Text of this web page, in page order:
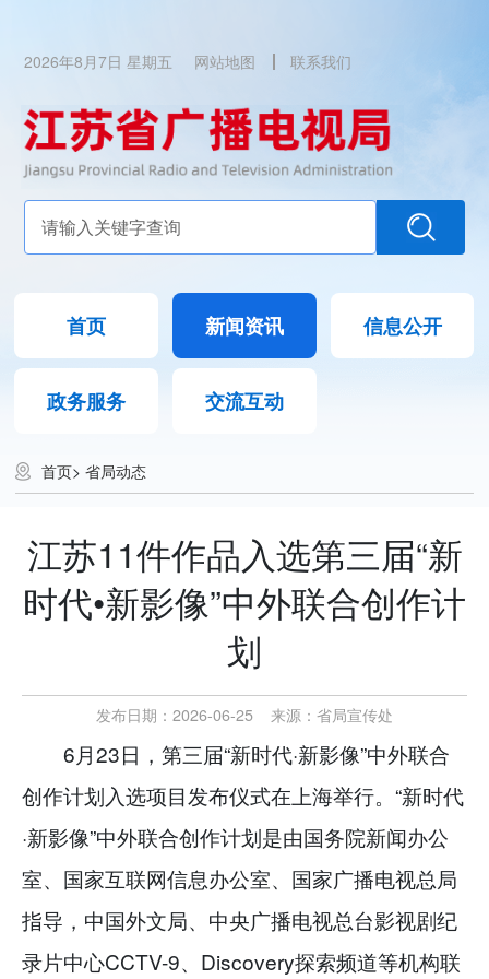
2026年8月7日 星期五 网站地图 联系我们
首页 新闻资讯 信息公开
政务服务 交流互动
首页>省局动态
江苏11件作品入选第三届“新
时代•新影像”中外联合创作计
划
发布日期：2026-06-25 来源： 省局宣传处
6月23日，第三届“新时代·新影像”中外联合
创作计划入选项目发布仪式在上海举行。“新时代
·新影像”中外联合创作计划是由国务院新闻办公
室、国家互联网信息办公室、国家广播电视总局
指导，中国外文局、中央广播电视总台影视剧纪
录片中心CCTV-9、Discovery探索频道等机构联